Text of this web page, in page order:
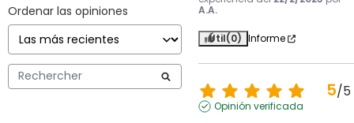
Ordenar las opiniones
A.A.
Útil(0) Informe
5/5
Opinión verificada